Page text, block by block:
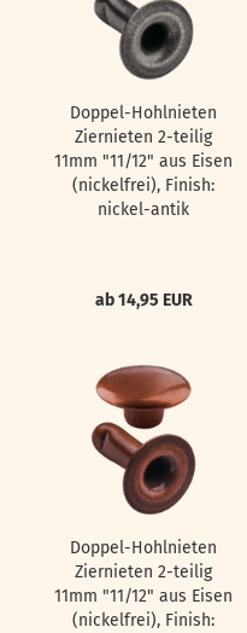
Doppel-Hohlnieten
Ziernieten 2-teilig
11mm "11/12" aus Eisen
(nickelfrei), Finish:
nickel-antik
ab 14,95 EUR
Doppel-Hohlnieten
Ziernieten 2-teilig
11mm "11/12" aus Eisen
(nickelfrei), Finish: